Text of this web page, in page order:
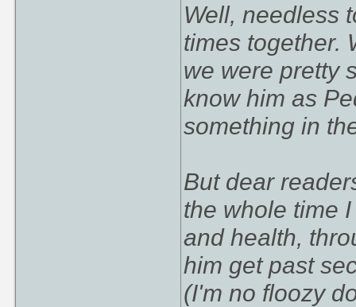
Well, needless
times together.
we were pretty
know him as
something in
But dear
the whole time
and health,
him get past
(I'm no floozy